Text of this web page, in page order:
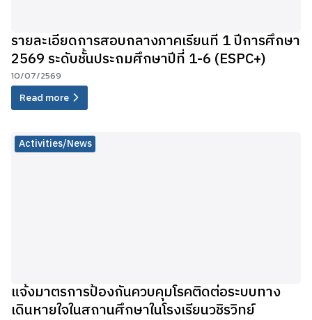
รายละเอียดการสอบกลางภาคเรียนที่ 1 ปีการศึกษา
2569 ระดับชั้นประถมศึกษาปีที่ 1-6 (ESPC+)
10/07/2569
Read more
Activities/News
แจ้งมาตรการป้องกันควบคุมโรคติดต่อระบบทาง
เดินหายใจในสถานศึกษาในโรงเรียนวชิรวิทย์